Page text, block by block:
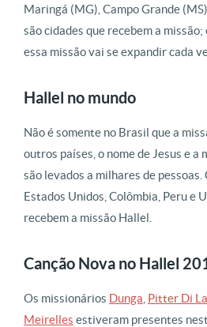
Maringá (MG), Campo Grande
são cidades que recebem a missão;
essa missão vai se expandir cada
Hallel no mundo
Não é somente no Brasil que a
outros países, o nome de Jesus e
são levados a milhares de pessoas.
Estados Unidos, Colômbia, Peru e
recebem a missão Hallel.
Canção Nova no Hallel
Os missionários Dunga Pitter Di
Meirelles estiveram presentes